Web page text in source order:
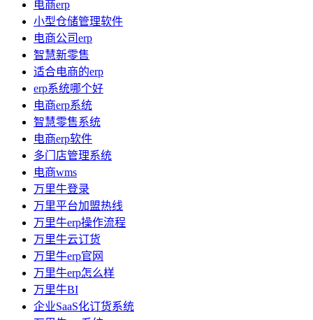
电商erp
小型仓储管理软件
电商公司erp
智慧新零售
适合电商的erp
erp系统哪个好
电商erp系统
智慧零售系统
电商erp软件
多门店管理系统
电商wms
万里牛登录
万里平台加盟热线
万里牛erp操作流程
万里牛云订货
万里牛erp官网
万里牛erp怎么样
万里牛BI
企业SaaS化订货系统